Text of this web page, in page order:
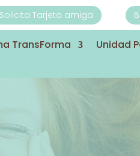
Solicita Tarjeta amiga
TransForma Unidad